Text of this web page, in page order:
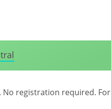
No registration required. For